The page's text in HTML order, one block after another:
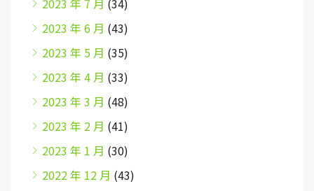
2023 年 6 月 (43)
2023 年 5 月 (35)
2023 年 4 月 (33)
2023 年 3 月 (48)
2023 年 2 月 (41)
2023 年 1 月 (30)
2022 年 12 月 (43)